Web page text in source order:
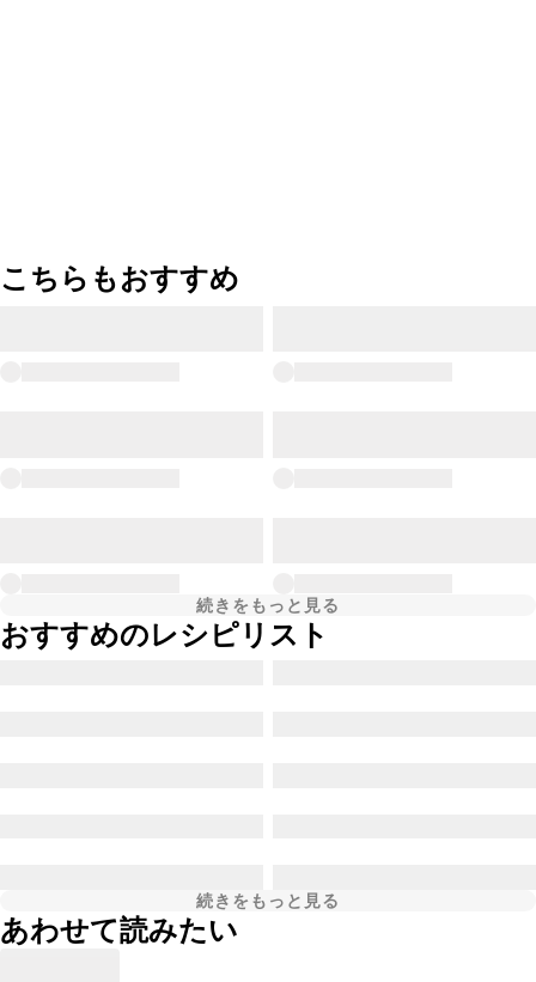
こちらもおすすめ
続きをもっと見る
おすすめのレシピリスト
続きをもっと見る
あわせて読みたい